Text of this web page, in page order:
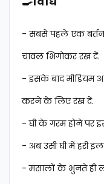
- सबसे पहले एक
चावल भिगोकर रख दें.
- इसके बाद मीडियम
करने के लिए रख दें.
- घी के गरम होने
- अब उसी घी में हरी
- मसालों के भुनते ही